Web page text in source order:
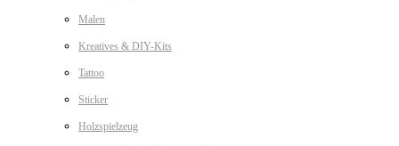
Malen
Kreatives & DIY-Kits
Tattoo
Sticker
Holzspielzeug